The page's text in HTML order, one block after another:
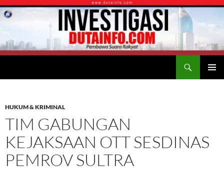
HUKUM & KRIMINAL
TIM GABUNGAN
KEJAKSAAN OTT SESDINAS
PEMROV SULTRA